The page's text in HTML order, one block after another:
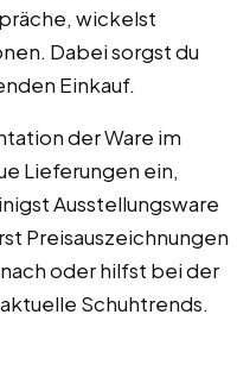
wickelst
Dabei sorgst du
Einkauf.
der Ware im
Lieferungen ein,
Ausstellungsware
Preisauszeichnungen
oder hilfst bei der
Schuhtrends.